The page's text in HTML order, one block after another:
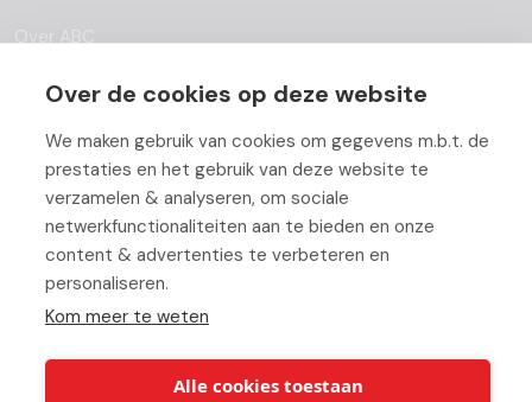
Over ABC
Team
Vacatures
Blog
Partners
Contact
Werken bij ABC
Over de cookies op deze website
We maken gebruik van cookies om gegevens m.b.t. de
prestaties en het gebruik van deze website te
verzamelen & analyseren, om sociale
netwerkfunctionaliteiten aan te bieden en onze
content & advertenties te verbeteren en
personaliseren.
Kom meer te weten
Alle cookies toestaan